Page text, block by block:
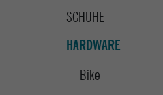
SCHUHE
HARDWARE
Bike